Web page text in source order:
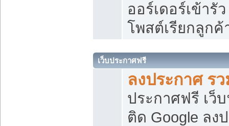
ออร์เดอร์เข้ารั
โพสต์เรียกลูกค้
เว็บประกาศฟรี
ลงประกาศ ร
ประกาศฟรี เว็
ติด Google ลง